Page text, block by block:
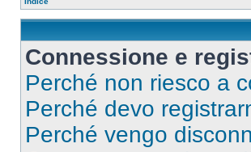
Connessione e
Perché non riesco a
Perché devo
Perché vengo